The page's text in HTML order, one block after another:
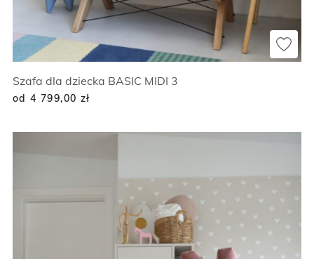
Szafa dla dziecka BASIC MIDI 3
od 4 799,00 zł